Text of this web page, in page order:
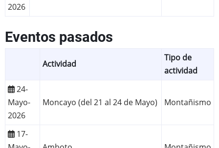
2026
Eventos pasados
Actividad
Tipo de
actividad
24-
Mayo-
2026
Moncayo (del 21 al 24 de Mayo) Montañismo
17-